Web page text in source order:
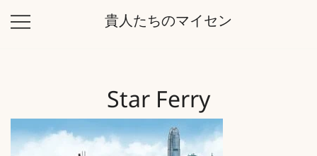
貴人たちのマイセン
Star Ferry